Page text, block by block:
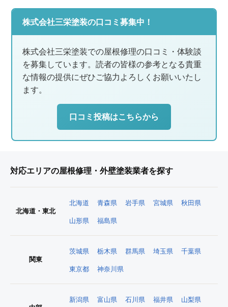
株式会社三栄塗装の口コミ募集中！
株式会社三栄塗装での屋根修理の口コミ・体験談
を募集しています。読者の皆様の参考となる貴重
な情報の提供にぜひご協力よろしくお願いいたし
ます。
口コミ投稿はこちらから
対応エリアの屋根修理・外壁塗装業者を探す
北海道・東北
北海道 青森県 岩手県 宮城県 秋田県
山形県 福島県
関東
茨城県 栃木県 群馬県 埼玉県 千葉県
東京都 神奈川県
新潟県 富山県 石川県 福井県 山梨県